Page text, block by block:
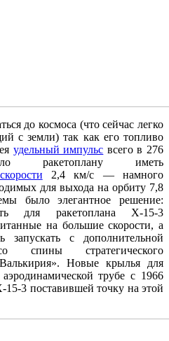
до космоса (что сейчас легко
с земли) так как его топливо
удельный импульс всего в 276
ракетоплану иметь
2,4 км/с — намного
для выхода на орбиту 7,8
было элегантное решение:
для ракетоплана X-15-3
на большие скорости, а
запускать с дополнительной
спины стратегического
Новые крылья для
трубе с 1966
15-3 поставившей точку на этой